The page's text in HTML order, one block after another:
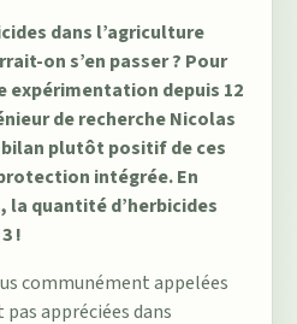
dans l’agriculture
on s’en passer ? Pour
expérimentation depuis 12
de recherche Nicolas
plutôt positif de ces
intégrée. En
quantité d’herbicides
!
communément appelées
appréciées dans